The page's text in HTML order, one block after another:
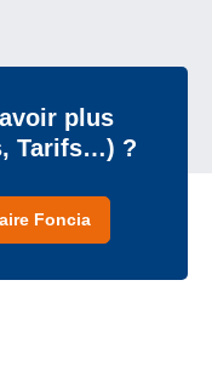
plus
Tarifs…) ?
Foncia